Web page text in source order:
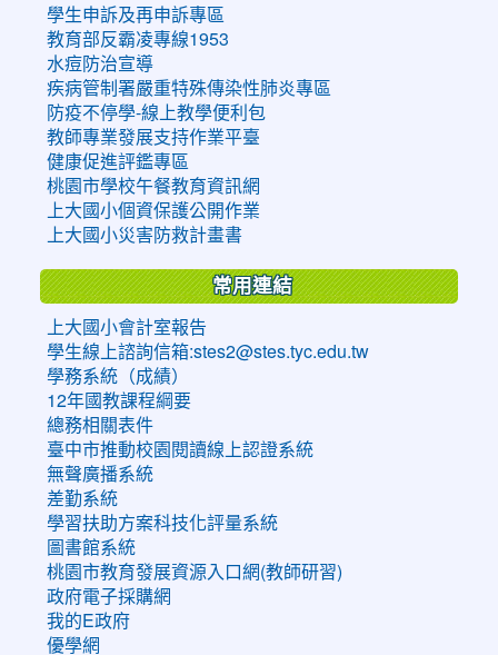
學生申訴及再申訴專區
教育部反霸凌專線1953
水痘防治宣導
疾病管制署嚴重特殊傳染性肺炎專區
防疫不停學-線上教學便利包
教師專業發展支持作業平臺
健康促進評鑑專區
桃園市學校午餐教育資訊網
上大國小個資保護公開作業
上大國小災害防救計畫書
常用連結
上大國小會計室報告
學生線上諮詢信箱:stes2@stes.tyc.edu.tw
學務系統（成績）
12年國教課程綱要
總務相關表件
臺中市推動校園閱讀線上認證系統
無聲廣播系統
差勤系統
學習扶助方案科技化評量系統
圖書館系統
桃園市教育發展資源入口網(教師研習)
政府電子採購網
我的E政府
優學網